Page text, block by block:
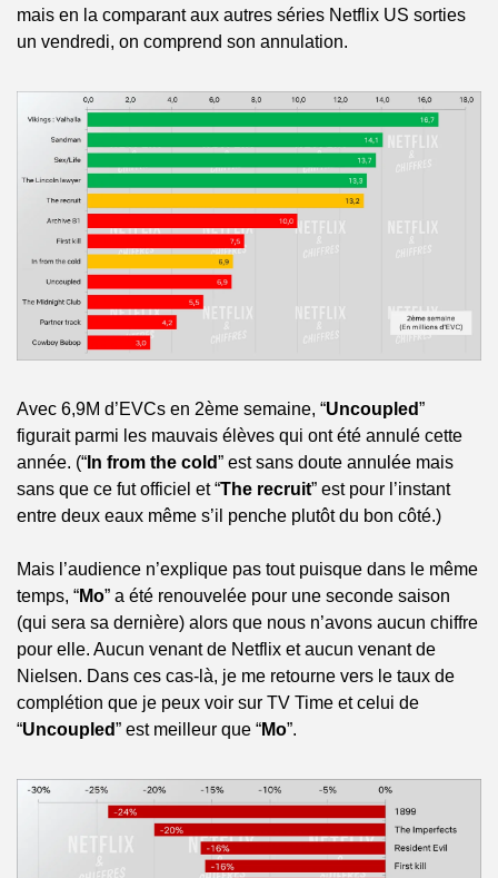
mais en la comparant aux autres séries Netflix US sorties
un vendredi, on comprend son annulation.
Avec 6,9M d’EVCs en 2ème semaine, “Uncoupled”
figurait parmi les mauvais élèves qui ont été annulé cette
année. (“ In from the cold” est sans doute annulée mais
sans que ce fut officiel et “The recruit” est pour l’instant
entre deux eaux même s’il penche plutôt du bon côté.)
Mais l’audience n’explique pas tout puisque dans le même
temps, “Mo” a été renouvelée pour une seconde saison
(qui sera sa dernière) alors que nous n’avons aucun chiffre
pour elle. Aucun venant de Netflix et aucun venant de
Nielsen. Dans ces cas-là, je me retourne vers le taux de
complétion que je peux voir sur TV Time et celui de
“Uncoupled” est meilleur que “Mo”.